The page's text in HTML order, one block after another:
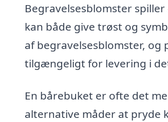
Begravelsesblomster
kan både give trøst og
af begravelsesblomster,
tilgængeligt for levering i
En bårebuket er ofte det
alternative måder at pryde